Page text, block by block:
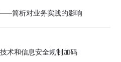
简析对业务实践的影响
术和信息安全规制加码